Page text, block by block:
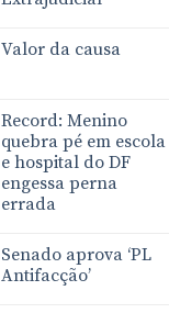
Valor da causa
Record: Menino
quebra pé em escola
e hospital do DF
engessa perna
errada
Senado aprova ‘PL
Antifacção’